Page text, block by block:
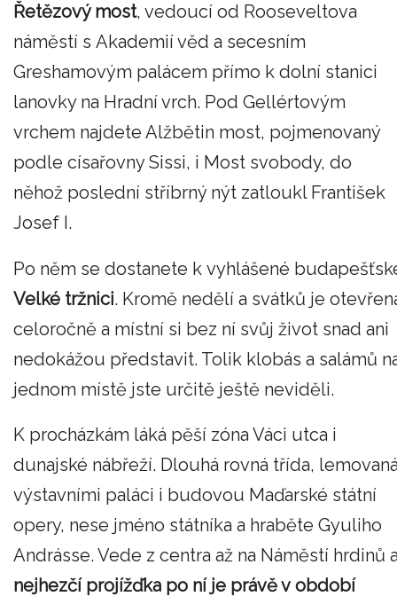
Řetězový most, vedoucí od Rooseveltova
náměstí s Akademií věd a secesním
Greshamovým palácem přímo k dolní stanici
lanovky na Hradní vrch. Pod Gellértovým
vrchem najdete Alžbětin most, pojmenovaný
podle císařovny Sissi, i Most svobody, do
něhož poslední stříbrný nýt zatloukl František
Josef I.
Po něm se dostanete k vyhlášené
Velké tržnici. Kromě nedělí a svátků je
celoročně a místní si bez ní svůj život snad ani
nedokážou představit. Tolik klobás a salámů
jednom místě jste určitě ještě neviděli.
K procházkám láká pěší zóna Váci utca i
dunajské nábřeží. Dlouhá rovná třída,
výstavními paláci i budovou Maďarské státní
opery, nese jméno státníka a hraběte Gyuliho
Andrásse. Vede z centra až na Náměstí hrdinů
nejhezčí projížďka po ní je právě v období